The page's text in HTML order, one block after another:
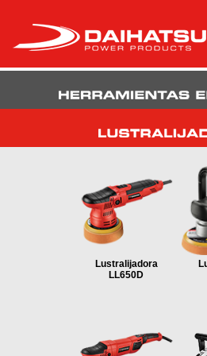
Lustralijadora
LL650D